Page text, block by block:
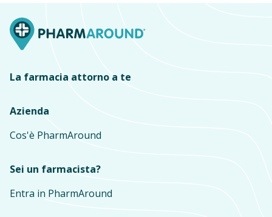
La farmacia attorno a te
Azienda
Cos'è PharmAround
Sei un farmacista?
Entra in PharmAround